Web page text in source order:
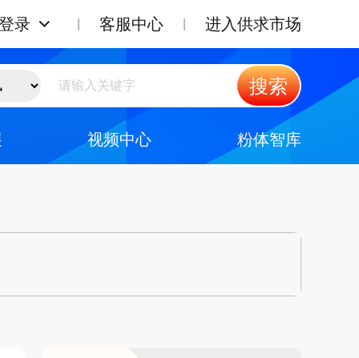
录 客服中心 进入供求市场
搜索
视频中心 粉体智库